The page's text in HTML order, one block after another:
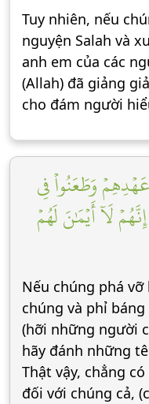
Tuy nhiên, nếu
nguyện Salah và
anh em của các
(Allah) đã giảng
cho đám người
وَطَعَنُواْ فِي
لَآ أَيۡمَٰنَ لَهُمۡ
Nếu chúng phá
chúng và phỉ
(hỡi những người
hãy đánh những
Thật vậy, chẳng
đối với chúng cả,